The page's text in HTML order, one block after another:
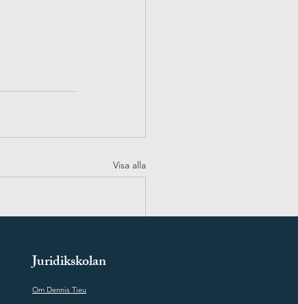
Visa alla
Juridikskolan
Om Dennis Tieu